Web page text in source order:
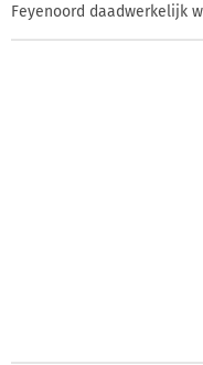
Feyenoord daadwerkelijk